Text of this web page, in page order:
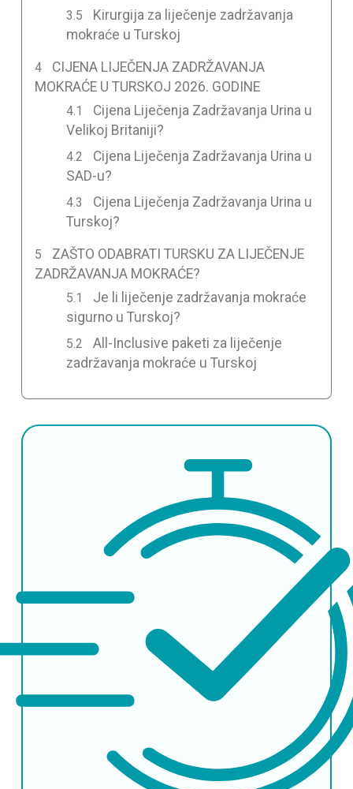
Kirurgija za liječenje zadržavanja
mokraće u Turskoj
CIJENA LIJEČENJA ZADRŽAVANJA
MOKRAĆE U TURSKOJ 2026. GODINE
Cijena Liječenja Zadržavanja Urina u
Velikoj Britaniji?
Cijena Liječenja Zadržavanja Urina u
SAD-u?
Cijena Liječenja Zadržavanja Urina u
Turskoj?
ZAŠTO ODABRATI TURSKU ZA LIJEČENJE
ZADRŽAVANJA MOKRAĆE?
Je li liječenje zadržavanja mokraće
sigurno u Turskoj?
All-Inclusive paketi za liječenje
zadržavanja mokraće u Turskoj